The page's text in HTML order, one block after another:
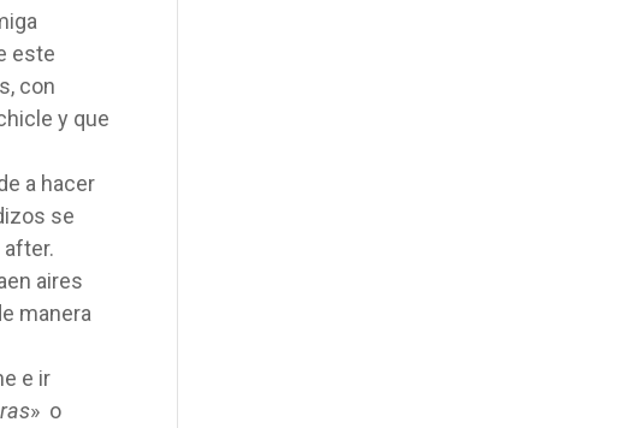
este
con
y que
a hacer
se
aires
manera
e ir
» o